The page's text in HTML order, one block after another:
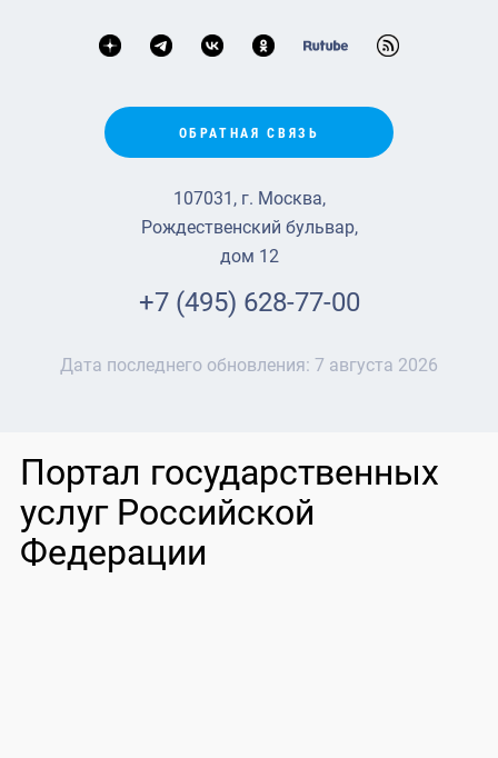
ОБРАТНАЯ СВЯЗЬ
107031, г. Москва,
Рождественский бульвар,
дом 12
+7 (495) 628-77-00
Дата последнего обновления: 7 августа 2026
Портал государственных
услуг Российской
Федерации